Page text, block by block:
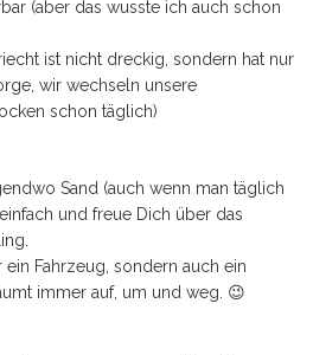
(aber das wusste ich auch schon
ist nicht dreckig, sondern hat nur
wir wechseln unsere
schon täglich)
Sand (auch wenn man täglich
und freue Dich über das
ein Fahrzeug, sondern auch ein
immer auf, um und weg. 😉